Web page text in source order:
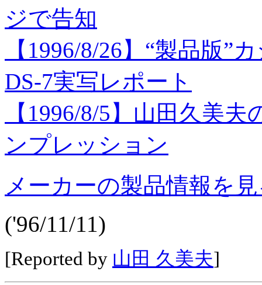
ジで告知
【1996/8/26】“製品版”
DS-7実写レポート
【1996/8/5】山田久美
ンプレッション
メーカーの製品情報を
('96/11/11)
[Reported by 山田 久美夫]